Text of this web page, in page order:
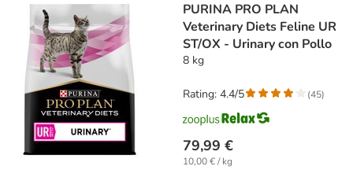
PURINA PRO PLAN
Veterinary Diets Feline UR
ST/OX - Urinary con Pollo
8 kg
79,99 €
10,00 € / kg
Rating: 4.4/5 (45)